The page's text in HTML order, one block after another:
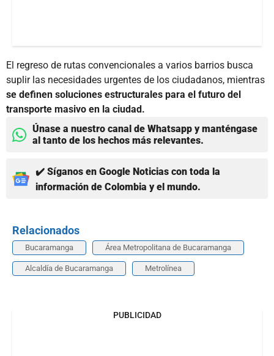
El regreso de rutas convencionales a varios barrios busca
suplir las necesidades urgentes de los ciudadanos, mientras
se definen soluciones estructurales para el futuro del
transporte masivo en la ciudad.
Únase a nuestro canal de Whatsapp y manténgase
al tanto de los hechos más relevantes.
✔️ Síganos en Google Noticias con toda la
información de Colombia y el mundo.
Relacionados
Bucaramanga Área Metropolitana de Bucaramanga
Alcaldía de Bucaramanga Metrolínea
PUBLICIDAD